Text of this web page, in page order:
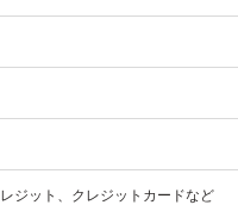
ジット、クレジットカードなど